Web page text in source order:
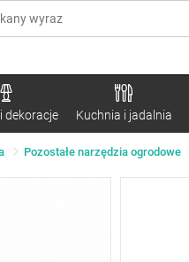
dekoracje Kuchnia i jadalnia
Pozostałe narzędzia ogrodowe